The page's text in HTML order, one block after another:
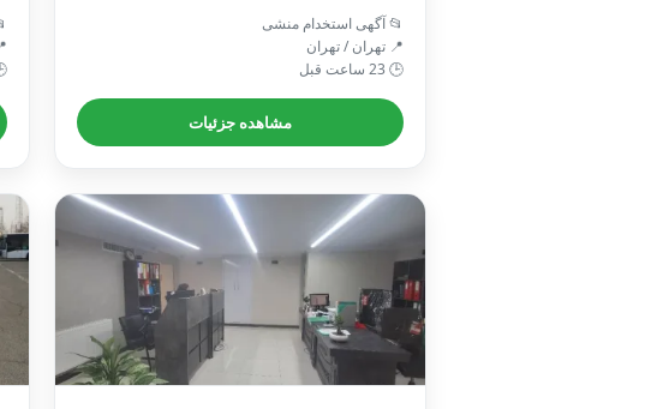
📂 آگهی استخدام منشی
📍 تهران / تهران
🕒 23 ساعت قبل
مشاهده جزئیات